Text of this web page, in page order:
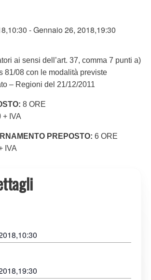
-Gennaio 26, 2018,19:30
ai sensi dell’art. 37, comma 7 punti a)
81/08 con le modalità previste
– Regioni del 21/12/2011
8 ORE
+ IVA
PREPOSTO: 6 ORE
IVA